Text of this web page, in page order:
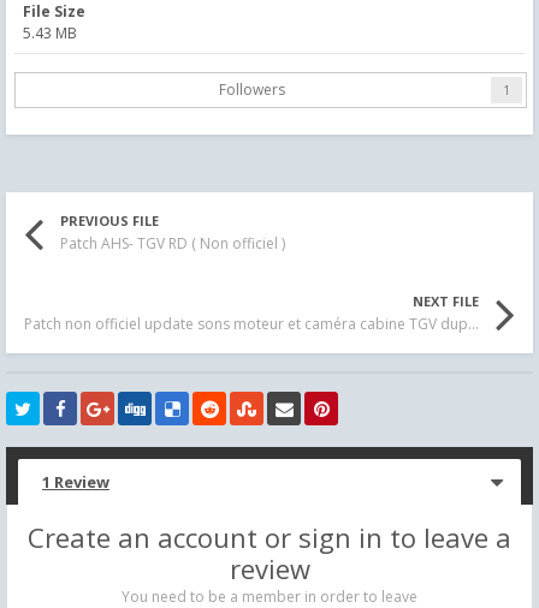
File Size
5.43 MB
Followers 1
PREVIOUS FILE
Patch AHS- TGV RD ( Non officiel )
NEXT FILE
Patch non officiel update sons moteur et caméra cabine TGV duplex DTG
1 Review
Create an account or sign in to leave a
review
You need to be a member in order to leave